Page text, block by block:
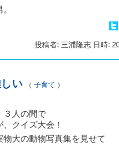
投稿者: 三浦隆志 日時:
い （ 子育て ）
人の間で
クイズ大会！
物大の動物写真集を見せて